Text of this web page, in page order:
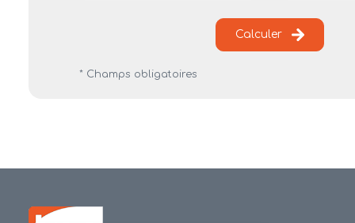
Calculer
* Champs obligatoires